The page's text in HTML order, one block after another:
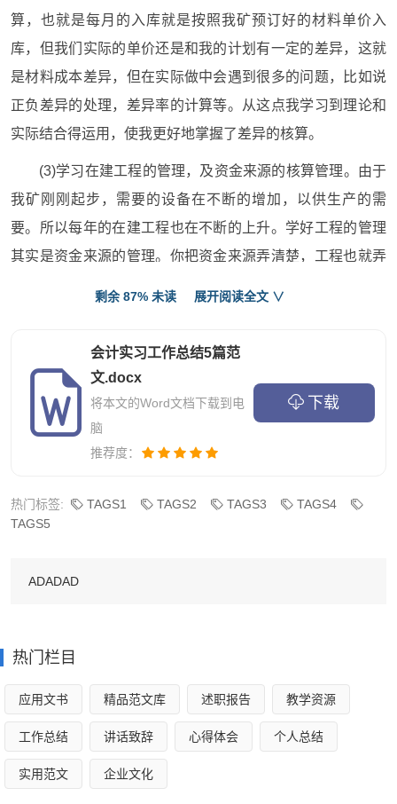
算，也就是每月的入库就是按照我矿预订好的材料单价入
库，但我们实际的单价还是和我的计划有一定的差异，这就
是材料成本差异，但在实际做中会遇到很多的问题，比如说
正负差异的处理，差异率的计算等。从这点我学习到理论和
实际结合得运用，使我更好地掌握了差异的核算。
(3)学习在建工程的管理，及资金来源的核算管理。由于
我矿刚刚起步，需要的设备在不断的增加，以供生产的需
要。所以每年的在建工程也在不断的上升。学好工程的管理
其实是资金来源的管理。你把资金来源弄清楚，工程也就弄
三、我对财务管理的总体影响及理解认识。
财务管理是利润的管理吗?利润大了，企业就盈利里吗?
我认为以利润来考核企业，第一，他没有考虑到投入。比如
说：a企业今年实现利润100万，b企业实现利润150万，你说
没有考虑到投入和产出。假如a企业投入10万，b企业投入
100万，你说那个企业好?其实这里面还要考虑财务风险，这
更要学会做人，做事。你学会做人了，工作自然也会做好。
财务会计实习的建设主要是为了提高我们的实际应用水
平。在实习过程中，通过做分录，填制凭证到制作账本来巩
固我们的技能。通过财务会计实习，使得我们系统地练习企
剩余 87% 未读 展开阅读全文 ∨
会计实习工作总结5篇范
文.docx
将本文的Word文档下载到电
脑
推荐度：
下载
热门标签: TAGS1 TAGS2 TAGS3
TAGS4
TAGS5
ADADAD
热门栏目
应用文书 精品范文库 述职报告 教学资源
工作总结 讲话致辞 心得体会 个人总结
实用范文 企业文化